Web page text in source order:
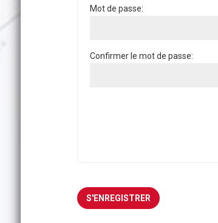
Mot de passe:
Confirmer le mot de passe: